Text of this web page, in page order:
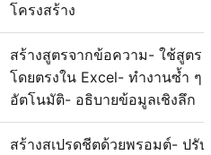
โครงสร้าง
สร้างสูตรจากข้อความ- ใช้สูตร
โดยตรงใน Excel- ทำงานซ้ำ ๆ
อัตโนมัติ- อธิบายข้อมูลเชิงลึก
สร้างสเปรดชีตด้วยพรอมต์- ปรับ